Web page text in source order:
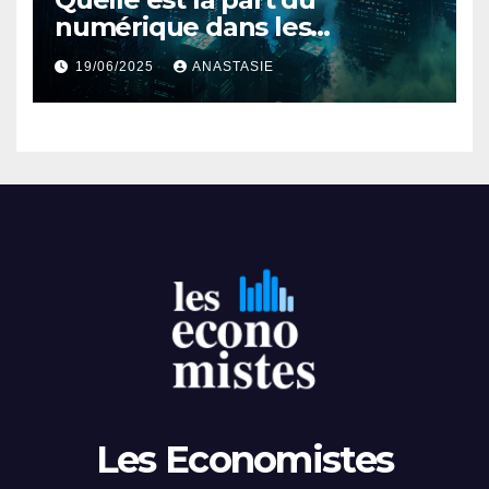
numérique dans les
émissions mondiales de gaz
à effet de serre ?
19/06/2025 ANASTASIE
Les Economistes